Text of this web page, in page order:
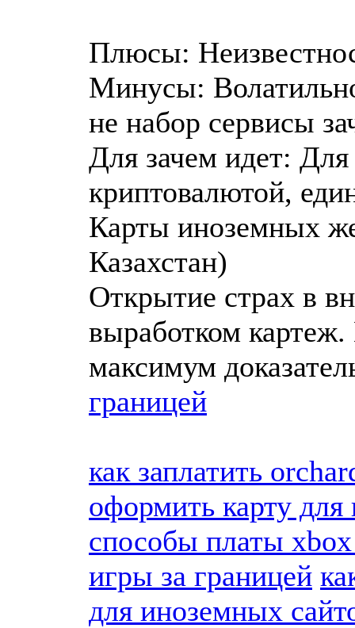
Плюсы:
Минусы:
не набор сервисы
Для зачем идет:
криптовалютой,
Карты иноземных
Казахстан)
Открытие страх в
выработком
максимум
границей
как заплатить
оформить карту
способы платы
игры за границей
для иноземных